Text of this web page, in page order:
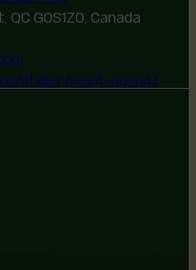
G0S1Z0, Canada
atelier/saint-agapit/